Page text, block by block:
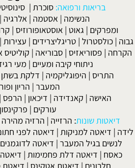
בריאות ורפואה: סוכרת |
הנשימה | אסטמה | אלרגיה |
ומפרקים | גאוט | אוסטאופורוזיס |
גבוה |כולסטרול |טריגליצרידים | עצירות |
הקרחה | פסוריאזיס |סבוריאה | קוליטיס
ניתוחי קיבה ומעיים | מעי
התריס | היפוגליקמיה | דלקת בשתן
המעבר | הריון
האישה | קאנדידה | דיכאון | הרפס |
עורקים | פרקינסון
דיאטות שונות: הרזייה | הרזיה מהירה
לידה | דיאטה למניקות | דיאטה לפני
לנשים בגיל המעבר | דיאטה לדוגמנים
כאסח | דיאטה דלת פחמימות |
חלבונים | דיאטת אטקינס | דיאטת